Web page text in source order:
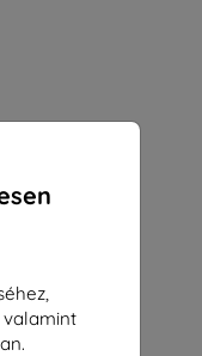
valamint